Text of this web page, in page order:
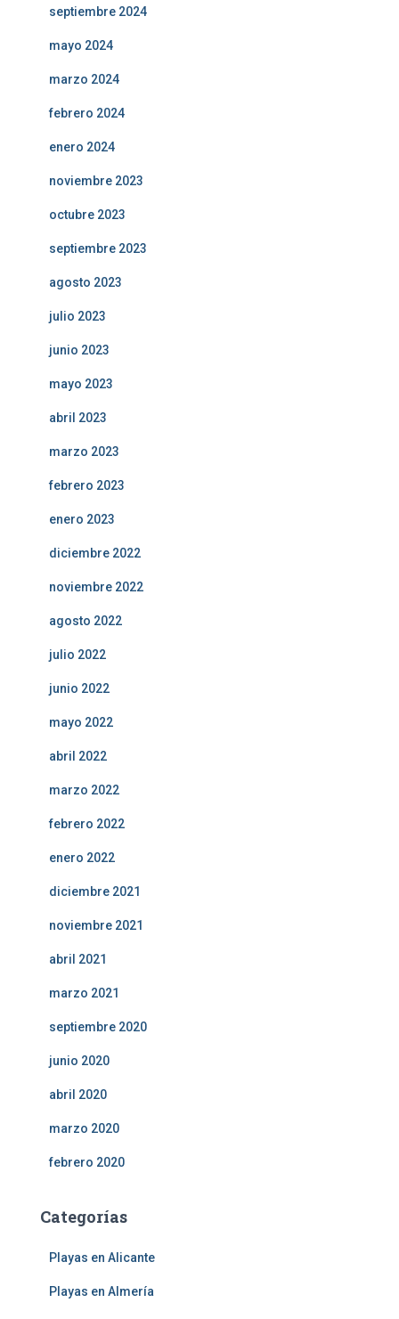
septiembre 2024
mayo 2024
marzo 2024
febrero 2024
enero 2024
noviembre 2023
octubre 2023
septiembre 2023
agosto 2023
julio 2023
junio 2023
mayo 2023
abril 2023
marzo 2023
febrero 2023
enero 2023
diciembre 2022
noviembre 2022
agosto 2022
julio 2022
junio 2022
mayo 2022
abril 2022
marzo 2022
febrero 2022
enero 2022
diciembre 2021
noviembre 2021
abril 2021
marzo 2021
septiembre 2020
junio 2020
abril 2020
marzo 2020
febrero 2020
Categorías
Playas en Alicante
Playas en Almería